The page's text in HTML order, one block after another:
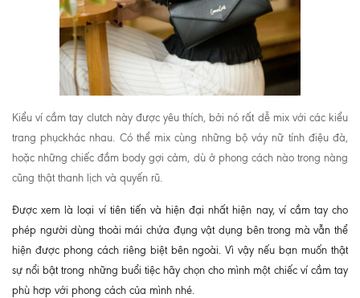
Kiểu ví cầm tay clutch này được yêu thích, bởi nó rất dễ mix với các kiểu
trang phụckhác nhau. Có thể mix cùng những bộ váy nữ tính điệu đà,
hoặc những chiếc đầm body gợi cảm, dù ở phong cách nào trong nàng
cũng thật thanh lịch và quyến rũ.
Được xem là loại ví tiên tiến và hiện đại nhất hiện nay, ví cầm tay cho
phép người dùng thoải mái chứa đụng vật dụng bên trong mà vẫn thể
hiện được phong cách riêng biệt bên ngoài. Vì vậy nếu bạn muốn thật
sự nổi bật trong những buổi tiệc hãy chọn cho mình một chiếc ví cầm tay
phù hơp với phong cách của mình nhé.